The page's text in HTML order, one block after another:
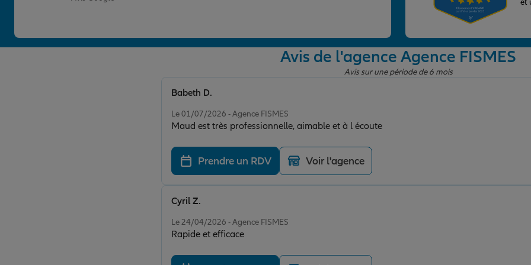
Avis de l'agence Agence FISMES
Avis sur une période de 6 mois
Le 01/07/2026 - Agence FISMES
Maud est très professionnelle, aimable et à l écoute
Babeth D.
Prendre un RDV Voir l'agence
Le 24/04/2026 - Agence FISMES
Rapide et efficace
Cyril Z.